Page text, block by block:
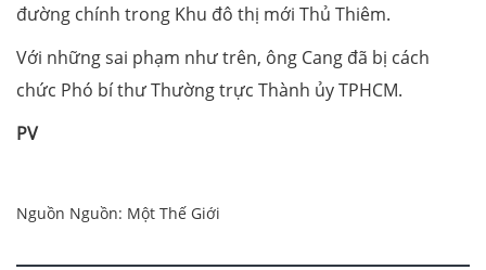
đường chính trong Khu đô thị mới Thủ Thiêm.
Với những sai phạm như trên, ông Cang đã bị cách
chức Phó bí thư Thường trực Thành ủy TPHCM.
PV
Nguồn Nguồn: Một Thế Giới